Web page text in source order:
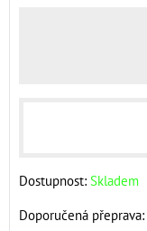
Dostupnost: Skladem